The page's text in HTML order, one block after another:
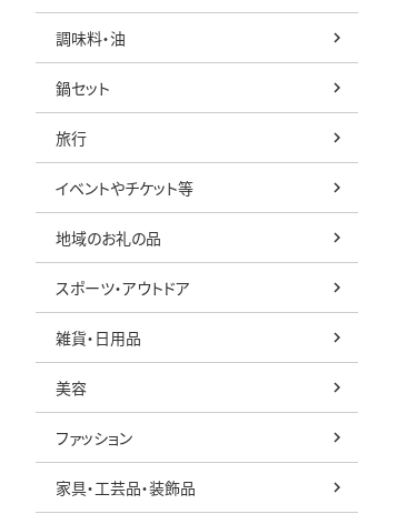
調味料・油
鍋セット
旅行
イベントやチケット等
地域のお礼の品
スポーツ・アウトドア
雑貨・日用品
美容
ファッション
家具・工芸品・装飾品